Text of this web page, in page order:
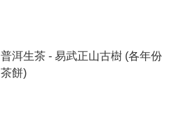
普洱生茶 - 易武正山古樹 (各年份
茶餅)